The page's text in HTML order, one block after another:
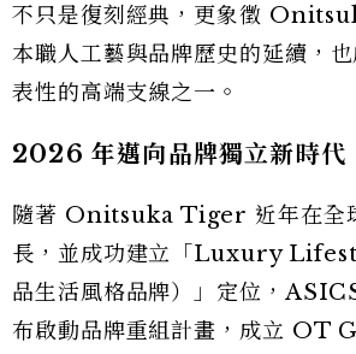
不只是復刻經典，更象徵
本職人工藝與品牌歷史的延續，
表性的高端支線之一。
2026 年邁向品牌獨立新時代
隨著 Onitsuka Tiger 近年在全
長，並成功建立「Luxury
品生活風格品牌）」定位，
布啟動品牌重組計畫，成立 OT